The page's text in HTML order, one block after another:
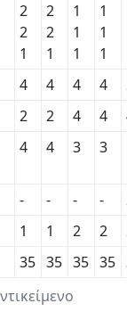
2
2
1
2
2
1
1
1
1
1
1
1
4 4 4 4
2 2 4 4
4 4 3 3
- - - -
1 1 2 2
35 35 35 35